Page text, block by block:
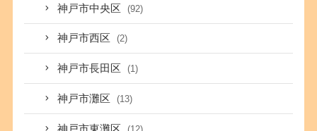
神戸市中央区 (92)
神戸市西区 (2)
神戸市長田区 (1)
神戸市灘区 (13)
神戸市東灘区